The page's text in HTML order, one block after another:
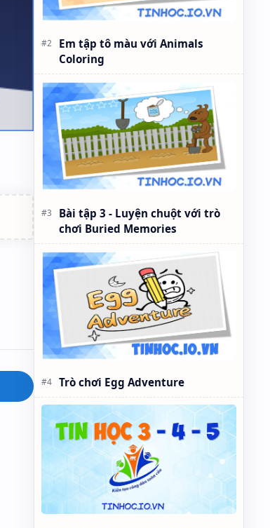
Em tập tô màu với Animals
Coloring
Bài tập 3 - Luyện chuột với trò
chơi Buried Memories
Trò chơi Egg Adventure